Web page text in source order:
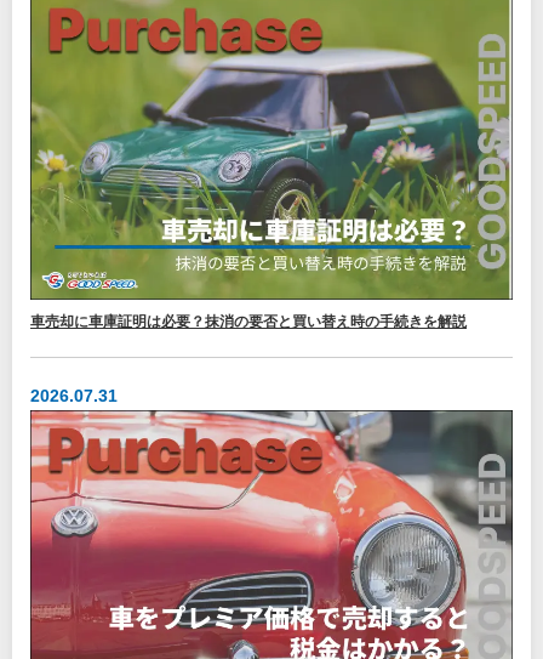
車売却に車庫証明は必要？抹消の要否と買い替え時の手続きを解説
2026.07.31